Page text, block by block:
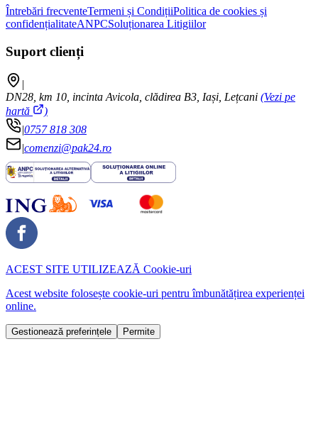
Întrebări frecventeTermeni și CondițiiPolitica de cookies și
confidențialitateANPCSoluționarea Litigiilor
Suport clienți
|
DN28, km 10, incinta Avicola, clădirea B3, Iași, Lețcani (Vezi pe
hartă
)
|0757 818 308
|comenzi@pak24.ro
ACEST SITE UTILIZEAZĂ Cookie-uri
Acest website folosește cookie-uri pentru îmbunătățirea experienței
online.
Gestionează preferințele Permite